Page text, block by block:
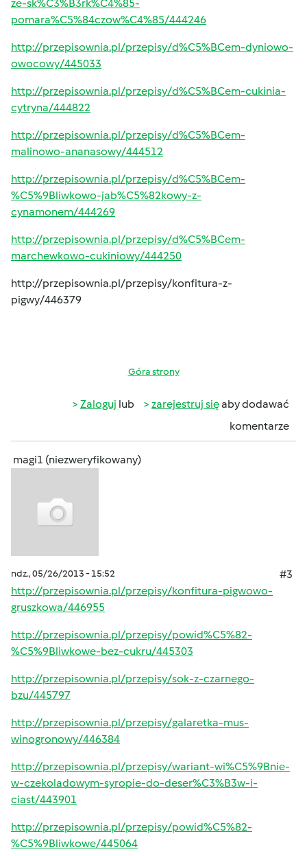
ze-sk%C3%B3rk%C4%85-
pomara%C5%84czow%C4%85/444246
http://przepisownia.pl/przepisy/d%C5%BCem-dyniowo-
owocowy/445033
http://przepisownia.pl/przepisy/d%C5%BCem-cukinia-
cytryna/444822
http://przepisownia.pl/przepisy/d%C5%BCem-
malinowo-ananasowy/444512
http://przepisownia.pl/przepisy/d%C5%BCem-
%C5%9Bliwkowo-jab%C5%82kowy-z-
cynamonem/444269
http://przepisownia.pl/przepisy/d%C5%BCem-
marchewkowo-cukiniowy/444250
http://przepisownia.pl/przepisy/konfitura-z-
pigwy/446379
Góra strony
Zaloguj lub zarejestruj sięaby dodawać
komentarze
magi1 (niezweryfikowany)
ndz., 05/26/2013 - 15:52
#3
http://przepisownia.pl/przepisy/konfitura-pigwowo-
gruszkowa/446955
http://przepisownia.pl/przepisy/powid%C5%82-
%C5%9Bliwkowe-bez-cukru/445303
http://przepisownia.pl/przepisy/sok-z-czarnego-
bzu/445797
http://przepisownia.pl/przepisy/galaretka-mus-
winogronowy/446384
http://przepisownia.pl/przepisy/wariant-wi%C5%9Bnie-
w-czekoladowym-syropie-do-deser%C3%B3w-i-
ciast/443901
http://przepisownia.pl/przepisy/powid%C5%82-
%C5%9Bliwkowe/445064